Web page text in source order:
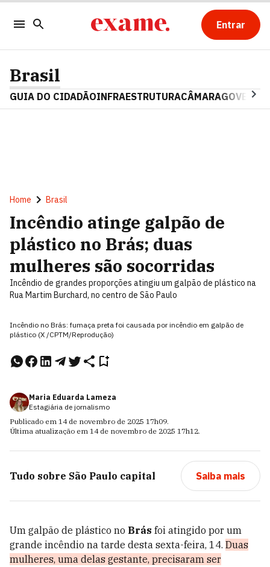
Entrar
Brasil
GUIA DO CIDADÃOINFRAESTRUTURACÂMARAGOVERNO
Home Brasil
Incêndio atinge galpão de
plástico no Brás; duas
mulheres são socorridas
Incêndio de grandes proporções atingiu um galpão de plástico na
Rua Martim Burchard, no centro de São Paulo
Incêndio no Brás: fumaça preta foi causada por incêndio em galpão de
plástico (X /CPTM/Reprodução)
Maria Eduarda Lameza
Estagiária de jornalismo
Publicado em 14 de novembro de 2025 17h09.
Última atualização em 14 de novembro de 2025 17h12.
Tudo sobre São Paulo capital Saiba mais
Um galpão de plástico no Brás foi atingido por um
grande incêndio na tarde desta sexta-feira, 14. Duas
mulheres, uma delas gestante, precisaram ser